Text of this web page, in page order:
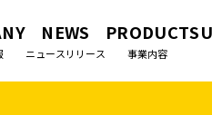
NEWS
ニュースリリース
PRODUCT
事業内容